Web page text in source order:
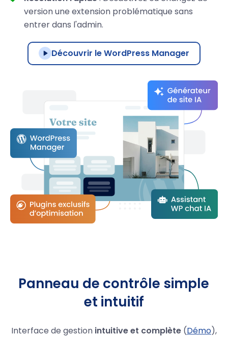
version une extension problématique sans
entrer dans l'admin.
Découvrir le WordPress Manager
Panneau de contrôle simple
et intuitif
Interface de gestion intuitive et complète(Démo),